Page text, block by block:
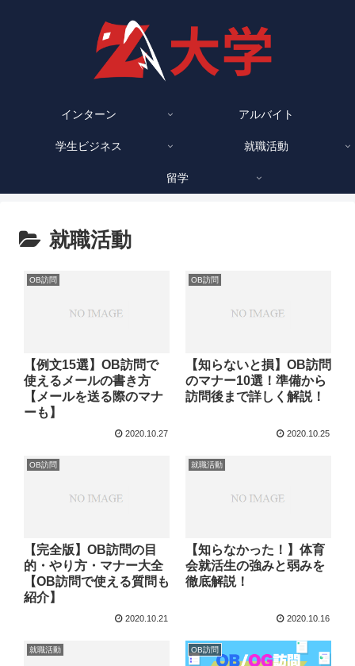
インターン アルバイト
学生ビジネス 就職活動
留学
就職活動
OB訪問
【例文15選】OB訪問で
使えるメールの書き方
【メールを送る際のマナ
ーも】
2020.10.27
OB訪問
【知らないと損】OB訪問
のマナー10選！準備から
訪問後まで詳しく解説！
2020.10.25
OB訪問
【完全版】OB訪問の目
的・やり方・マナー大全
【OB訪問で使える質問も
紹介】
2020.10.21
就職活動
【知らなかった！】体育
会就活生の強みと弱みを
徹底解説！
2020.10.16
就職活動 OB訪問